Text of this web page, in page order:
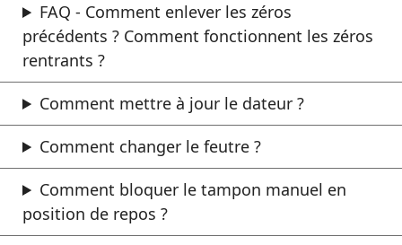
FAQ - Comment enlever les zéros
précédents ? Comment fonctionnent les zéros
rentrants ?
Comment mettre à jour le dateur ?
Comment changer le feutre ?
Comment bloquer le tampon manuel en
position de repos ?